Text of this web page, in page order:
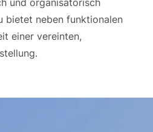
bietet neben funktionalen
einer vereinten,